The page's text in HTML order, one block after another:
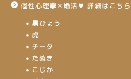
個性心理學✕婚活♥ 詳細はこちら
黒ひょう
虎
チータ
たぬき
こじか